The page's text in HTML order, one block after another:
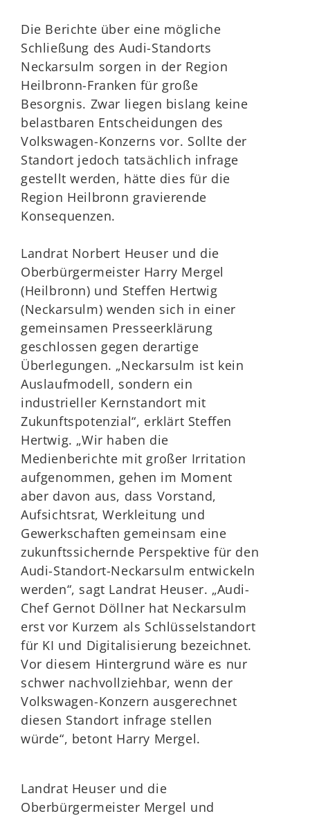
Die Berichte über eine mögliche
Schließung des Audi-Standorts
Neckarsulm sorgen in der Region
Heilbronn-Franken für große
Besorgnis. Zwar liegen bislang keine
belastbaren Entscheidungen des
Volkswagen-Konzerns vor. Sollte der
Standort jedoch tatsächlich infrage
gestellt werden, hätte dies für die
Region Heilbronn gravierende
Konsequenzen.
Landrat Norbert Heuser und die
Oberbürgermeister Harry Mergel
(Heilbronn) und Steffen Hertwig
(Neckarsulm) wenden sich in einer
gemeinsamen Presseerklärung
geschlossen gegen derartige
Überlegungen. „Neckarsulm ist kein
Auslaufmodell, sondern ein
industrieller Kernstandort mit
Zukunftspotenzial“, erklärt Steffen
Hertwig. „Wir haben die
Medienberichte mit großer Irritation
aufgenommen, gehen im Moment
aber davon aus, dass Vorstand,
Aufsichtsrat, Werkleitung und
Gewerkschaften gemeinsam eine
zukunftssichernde Perspektive für den
Audi-Standort-Neckarsulm entwickeln
werden“, sagt Landrat Heuser. „Audi-
Chef Gernot Döllner hat Neckarsulm
erst vor Kurzem als Schlüsselstandort
für KI und Digitalisierung bezeichnet.
Vor diesem Hintergrund wäre es nur
schwer nachvollziehbar, wenn der
Volkswagen-Konzern ausgerechnet
diesen Standort infrage stellen
würde“, betont Harry Mergel.
Landrat Heuser und die
Oberbürgermeister Mergel und